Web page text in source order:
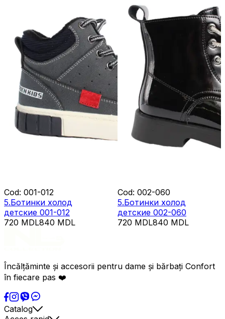
Cod: 001-012
5.Ботинки холод
детские 001-012
720 MDL840 MDL
Cod: 002-060
5.Ботинки холод
детские 002-060
720 MDL840 MDL
Încălțăminte și accesorii pentru dame și bărbați Confort
în fiecare pas ❤️
Catalog